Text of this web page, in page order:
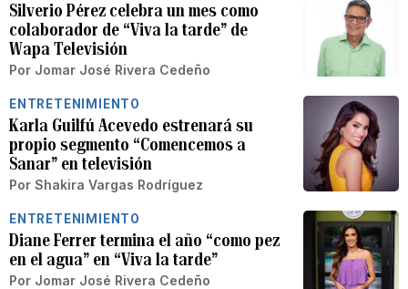
Silverio Pérez celebra un mes como
colaborador de “Viva la tarde” de
Wapa Televisión
Por Jomar José Rivera Cedeño
ENTRETENIMIENTO
Karla Guilfú Acevedo estrenará su
propio segmento “Comencemos a
Sanar” en televisión
Por Shakira Vargas Rodríguez
ENTRETENIMIENTO
Diane Ferrer termina el año “como pez
en el agua” en “Viva la tarde”
Por Jomar José Rivera Cedeño